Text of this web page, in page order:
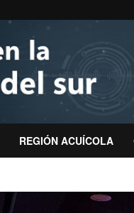
REGIÓN ACUÍCOLA